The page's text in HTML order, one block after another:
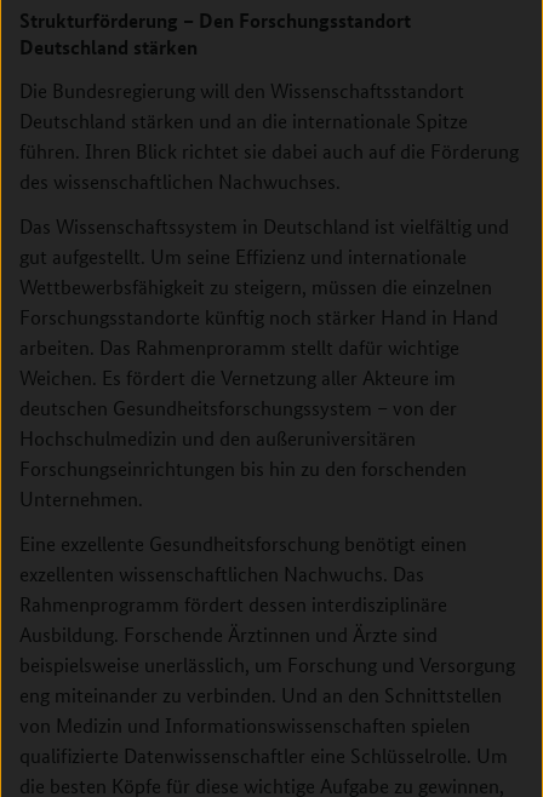
Strukturförderung – Den Forschungsstandort
Deutschland stärken
Die Bundesregierung will den Wissenschaftsstandort
Deutschland stärken und an die internationale Spitze
führen. Ihren Blick richtet sie dabei auch auf die Förderung
des wissenschaftlichen Nachwuchses.
Das Wissenschaftssystem in Deutschland ist vielfältig und
gut aufgestellt. Um seine Effizienz und internationale
Wettbewerbsfähigkeit zu steigern, müssen die einzelnen
Forschungsstandorte künftig noch stärker Hand in Hand
arbeiten. Das Rahmenproramm stellt dafür wichtige
Weichen. Es fördert die Vernetzung aller Akteure im
deutschen Gesundheitsforschungssystem – von der
Hochschulmedizin und den außeruniversitären
Forschungseinrichtungen bis hin zu den forschenden
Unternehmen.
Eine exzellente Gesundheitsforschung benötigt einen
exzellenten wissenschaftlichen Nachwuchs. Das
Rahmenprogramm fördert dessen interdisziplinäre
Ausbildung. Forschende Ärztinnen und Ärzte sind
beispielsweise unerlässlich, um Forschung und Versorgung
eng miteinander zu verbinden. Und an den Schnittstellen
von Medizin und Informationswissenschaften spielen
qualifizierte Datenwissenschaftler eine Schlüsselrolle. Um
die besten Köpfe für diese wichtige Aufgabe zu gewinnen,